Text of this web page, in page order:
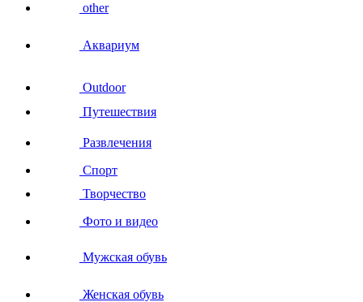
other
Аквариум
Outdoor
Путешествия
Развлечения
Спорт
Творчество
Фото и видео
Мужская обувь
Женская обувь